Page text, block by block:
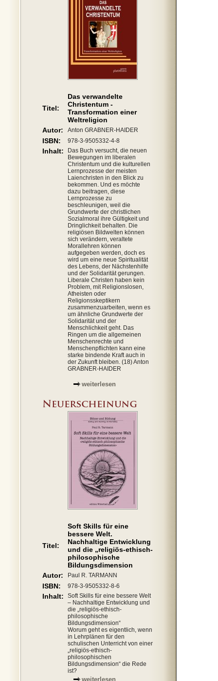
Titel:
Das verwandelte
Christentum -
Transformation einer
Weltreligion
Autor:
Anton GRABNER-HAIDER
ISBN: 978-3-9505332-4-8
Inhalt:
Das Buch versucht, die neuen
Bewegungen im liberalen
Christentum und die kulturellen
Lernprozesse der meisten
Laienchristen in den Blick zu
bekommen. Und es möchte
dazu beitragen, diese
Lernprozesse zu
beschleunigen, weil die
Grundwerte der christlichen
Sozialmoral ihre Gültigkeit und
Dringlichkeit behalten. Die
religiösen Bildwelten können
sich verändern, veraltete
Morallehren können
aufgegeben werden, doch es
wird um eine neue Spiritualität
des Lebens, der Nächstenhilfe
und der Solidarität gerungen.
Liberale Christen haben kein
Problem, mit Religionslosen,
Atheisten oder
Religionsskeptikern
zusammenzuarbeiten, wenn es
um ähnliche Grundwerte der
Solidarität und der
Menschlichkeit geht. Das
Ringen um die allgemeinen
Menschenrechte und
Menschenpflichten kann eine
starke bindende Kraft auch in
der Zukunft bleiben. (18) Anton
GRABNER-HAIDER
weiterlesen
Titel:
Soft Skills für eine
bessere Welt.
Nachhaltige Entwicklung
und die „religiös-ethisch-
philosophische
Bildungsdimension
Autor:
Paul R. TARMANN
ISBN: 978-3-9505332-8-6
Inhalt:
Soft Skills für eine bessere Welt
– Nachhaltige Entwicklung und
die „religiös-ethisch-
philosophische
Bildungsdimension“
Worum geht es eigentlich, wenn
in Lehrplänen für den
schulischen Unterricht von einer
„religiös-ethisch-
philosophischen
Bildungsdimension“ die Rede
ist?
weiterlesen